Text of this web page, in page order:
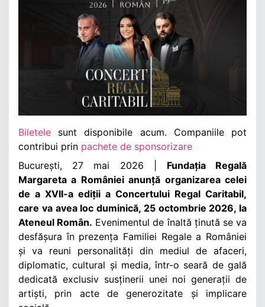
Biletele
sunt disponibile acum. Companiile pot
contribui prin pachete de sponsorizare
București, 27 mai 2026
Fundația Regală
Margareta a României anunță organizarea celei
de a XVII-a ediții a Concertului Regal Caritabil,
care va avea loc duminică, 25 octombrie 2026, la
Ateneul Român. Evenimentul de înaltă ținută se va
desfășura în prezența Familiei Regale a României
și va reuni personalități din mediul de afaceri,
diplomatic, cultural și media, într-o seară de gală
dedicată exclusiv susținerii unei noi generații de
artiști, prin acte de generozitate și implicare